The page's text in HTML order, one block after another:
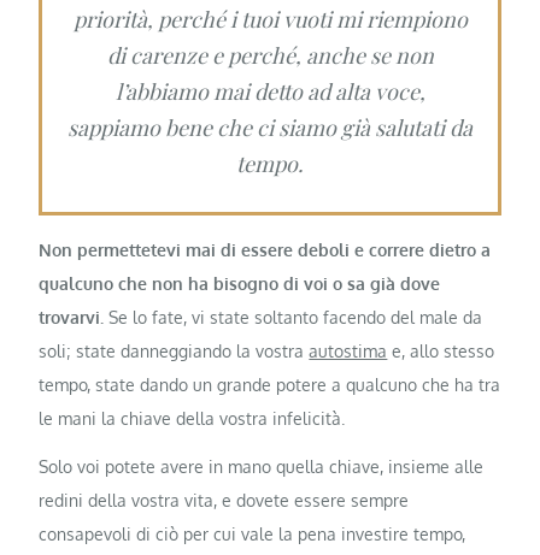
priorità, perché i tuoi vuoti mi riempiono
di carenze e perché, anche se non
l’abbiamo mai detto ad alta voce,
sappiamo bene che ci siamo già salutati da
tempo.
Non permettetevi mai di essere deboli e correre dietro a
qualcuno che non ha bisogno di voi o sa già dove
trovarvi. Se lo fate, vi state soltanto facendo del male da
soli; state danneggiando la vostraautostima e, allo stesso
tempo, state dando un grande potere a qualcuno che ha tra
le mani la chiave della vostra infelicità.
Solo voi potete avere in mano quella chiave, insieme alle
redini della vostra vita, e dovete essere sempre
consapevoli di ciò per cui vale la pena investire tempo,